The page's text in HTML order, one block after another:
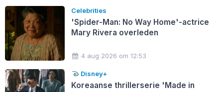
Celebrities
'Spider-Man: No Way Home'-actrice
Mary Rivera overleden
4 aug 2026 om 12:53
Disney+
Koreaanse thrillerserie 'Made in